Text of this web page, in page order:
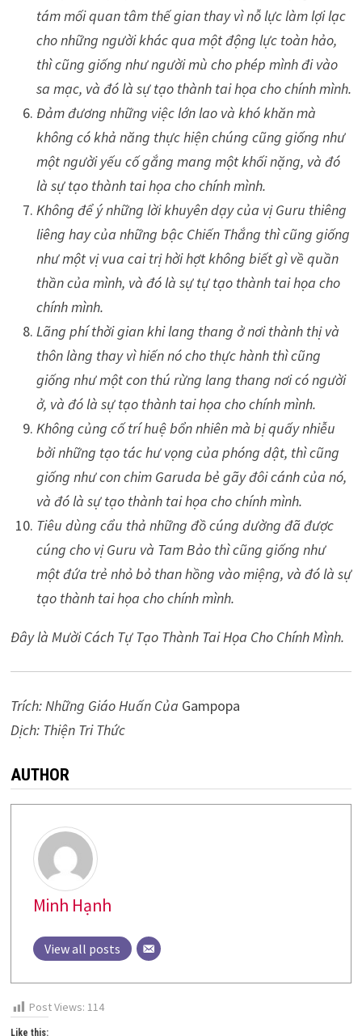
tám mối quan tâm thế gian thay vì nỗ lực làm lợi lạc
cho những người khác qua một động lực toàn hảo,
thì cũng giống như người mù cho phép mình đi vào
sa mạc, và đó là sự tạo thành tai họa cho chính mình.
Đảm đương những việc lớn lao và khó khăn mà
không có khả năng thực hiện chúng cũng giống như
một người yếu cố gắng mang một khối nặng, và đó
là sự tạo thành tai họa cho chính mình.
Không để ý những lời khuyên dạy của vị Guru thiêng
liêng hay của những bậc Chiến Thắng thì cũng giống
như một vị vua cai trị hời hợt không biết gì về quần
thần của mình, và đó là sự tự tạo thành tai họa cho
chính mình.
Lãng phí thời gian khi lang thang ở nơi thành thị và
thôn làng thay vì hiến nó cho thực hành thì cũng
giống như một con thú rừng lang thang nơi có người
ở, và đó là sự tạo thành tai họa cho chính mình.
Không củng cố trí huệ bổn nhiên mà bị quấy nhiễu
bởi những tạo tác hư vọng của phóng dật, thì cũng
giống như con chim Garuda bẻ gãy đôi cánh của nó,
và đó là sự tạo thành tai họa cho chính mình.
Tiêu dùng cẩu thả những đồ cúng dường đã được
cúng cho vị Guru và Tam Bảo thì cũng giống như
một đứa trẻ nhỏ bỏ than hồng vào miệng, và đó là sự
tạo thành tai họa cho chính mình.
Đây là Mười Cách Tự Tạo Thành Tai Họa Cho Chính Mình.
Trích: Những Giáo Huấn Của Gampopa
Dịch: Thiện Tri Thức
AUTHOR
Minh Hạnh
View all posts
Post Views: 114
Like this: